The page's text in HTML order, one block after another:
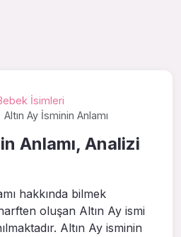
İsimleri
Altın Ay İsminin Anlamı
Anlamı, Analizi
hakkında bilmek
oluşan Altın Ay ismi
Altın Ay isminin